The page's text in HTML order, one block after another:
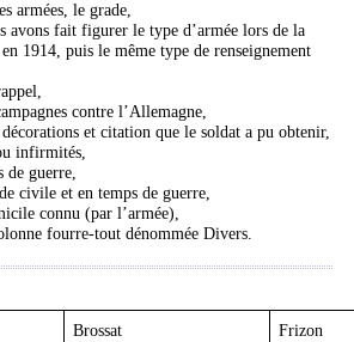
armées, le grade,
avons fait figurer le type d’armée lors de la
1914, puis le même type de renseignement
contre l’Allemagne,
et citation que le soldat a pu obtenir,
infirmités,
de guerre,
civile et en temps de guerre,
connu (par l’armée),
fourre-tout dénommée Divers.
Brossat Frizon